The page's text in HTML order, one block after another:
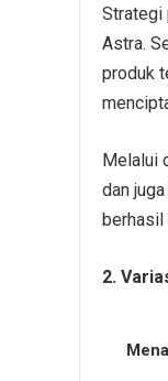
Strategi
Astra.
produk
Melalui
dan
2.